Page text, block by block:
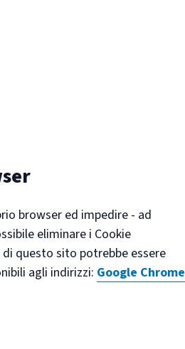
browser ed impedire - ad
eliminare i Cookie
questo sito potrebbe essere
agli indirizzi: Google Chrome